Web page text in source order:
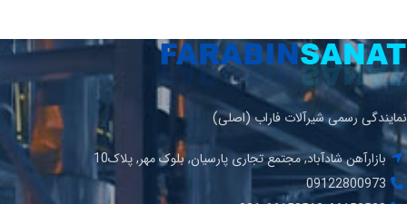
نمایندگی رسمی شیرآلات فاراب (اصلی)
بازارآهن شادآباد, مجتمع تجاری پارسیان, بلوک مهر, پلاک10